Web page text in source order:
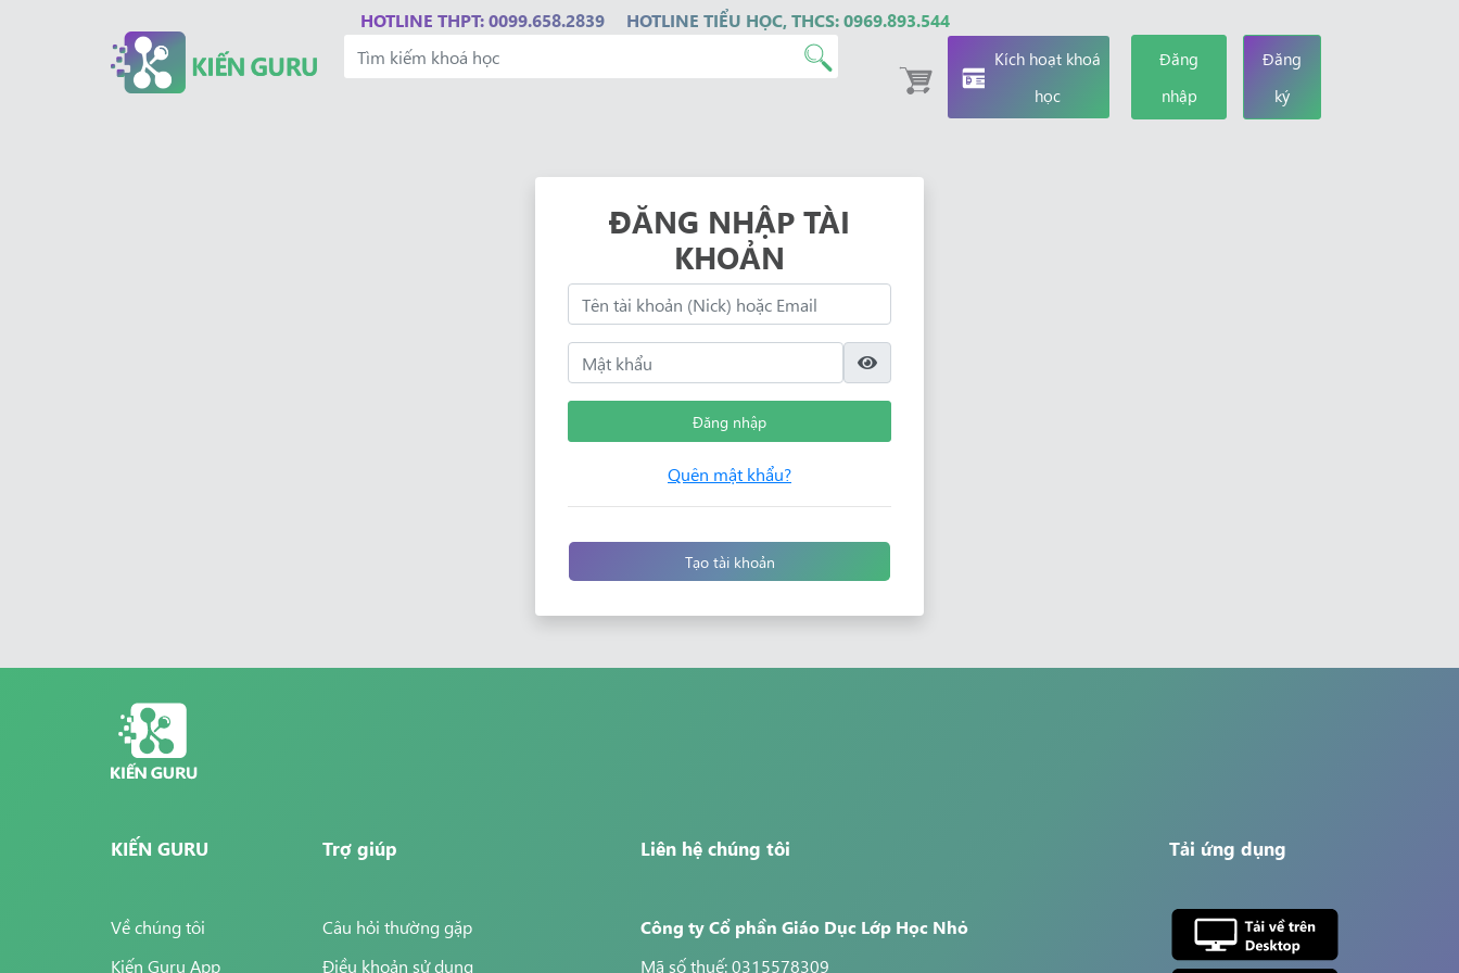
HOTLINE THPT: 0099.658.2839 HOTLINE TIỂU HỌC, THCS: 0969.893.544
Kích hoạt khoá
học
Đăng
nhập
Đăng
ký
ĐĂNG NHẬP TÀI
KHOẢN
Đăng nhập
Quên mật khẩu?
Tạo tài khoản
KIẾN GURU
Về chúng tôi
Kiến Guru App
Trợ giúp
Câu hỏi thường gặp
Điều khoản sử dụng
Liên hệ chúng tôi
Công ty Cổ phần Giáo Dục Lớp Học Nhỏ
Mã số thuế: 0315578309
Tải ứng dụng